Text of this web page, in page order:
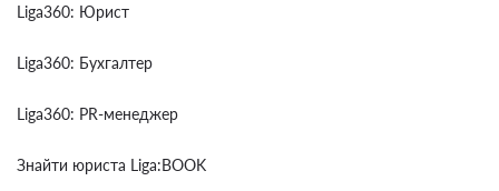
Liga360: Юрист
Liga360: Бухгалтер
Liga360: PR-менеджер
Знайти юриста Liga:BOOK